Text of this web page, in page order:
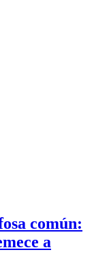
común:
a